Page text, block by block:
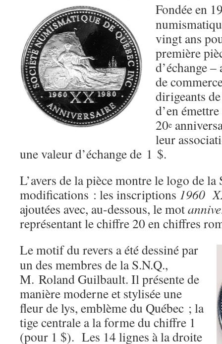
Fondée en
vingt ans
première
d’échange
de
dirigeants
d’en
20e
leur
une valeur d’échange de 1 $.
L’avers de la pièce montre le logo de la
modifications : les inscriptions 1960
ajoutées avec, au-dessous, le mot
représentant le chiffre 20 en chiffres
Le motif du revers a été dessiné par
un des membres de la S.N.Q.,
M. Roland Guilbault. Il présente de
manière moderne et stylisée une
fleur de lys, emblème du Québec ; la
tige centrale a la forme du chiffre 1
(pour 1 $). Les 14 lignes à la droite